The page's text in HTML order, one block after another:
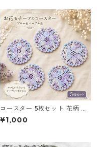
コースター 5枚セット 花柄 レ
ース 手編み ブルー パープル s
2 ギフト
¥1,000